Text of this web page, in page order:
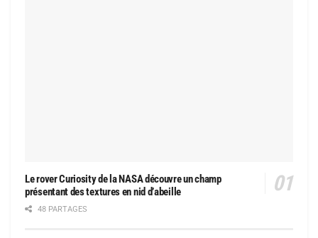
Le rover Curiosity de la NASA découvre un champ
présentant des textures en nid d’abeille
48 PARTAGES